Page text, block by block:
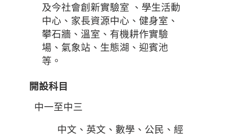
及今社會創新實驗室 、學生活動
中心、家長資源中心、健身室、
攀石牆、溫室、有機耕作實驗
場、氣象站、生態湖、迎賓池
等。
開設科目
中一至中三
中文、英文、數學、公民、經